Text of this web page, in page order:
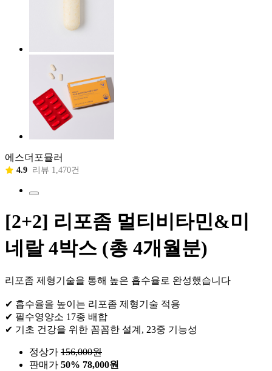
에스더포뮬러
4.9 리뷰 1,470건
[2+2] 리포좀 멀티비타민&미
네랄 4박스 (총 4개월분)
리포좀 제형기술을 통해 높은 흡수율로 완성했습니다
✔ 흡수율을 높이는 리포좀 제형기술 적용
✔ 필수영양소 17종 배합
✔ 기초 건강을 위한 꼼꼼한 설계, 23중 기능성
정상가 156,000원
판매가 50% 78,000원